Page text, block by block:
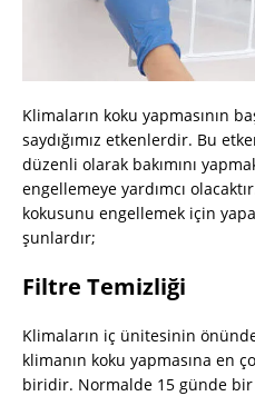
Klimaların koku yapmasının
saydığımız etkenlerdir. Bu
düzenli olarak bakımını
engellemeye yardımcı
kokusunu engellemek için
şunlardır;
Filtre Temizliği
Klimaların iç ünitesinin
klimanın koku yapmasına en
biridir. Normalde 15 günde bir